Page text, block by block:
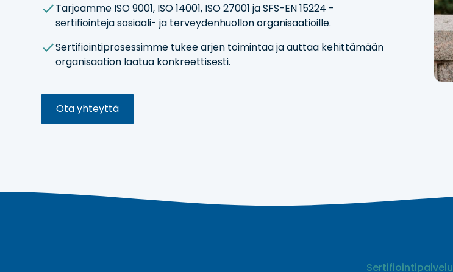
Tarjoamme ISO 9001, ISO 14001, ISO 27001 ja SFS-EN 15224 -
sertifiointeja sosiaali- ja terveydenhuollon organisaatioille.
Sertifiointiprosessimme tukee arjen toimintaa ja auttaa kehittämään
organisaation laatua konkreettisesti.
Ota yhteyttä
Sertifiointipalvelu